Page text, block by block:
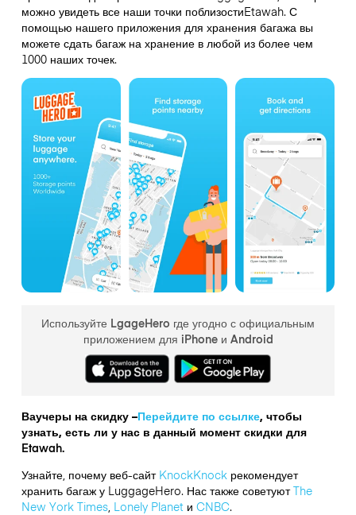
можно увидеть все наши точки поблизостиEtawah. С
помощью нашего приложения для хранения багажа вы
можете сдать багаж на хранение в любой из более чем
1000 наших точек.
Используйте LgageHero где угодно с официальным
приложением для iPhone и Android
Ваучеры на скидку –Перейдите по ссылке, чтобы
узнать, есть ли у нас в данный момент скидки для
Etawah.
Узнайте, почему веб-сайт KnockKnockрекомендует
хранить багаж у LuggageHero. Нас также советуютThe
New York Times, Lonely Planetи CNBC.